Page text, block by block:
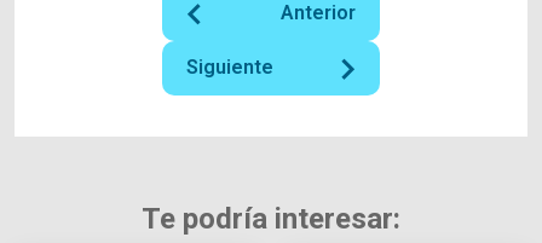
Anterior
Siguiente
Te podría interesar: